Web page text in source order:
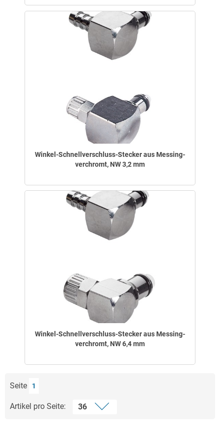
Winkel-Schnellverschluss-Stecker aus Messing-
verchromt, NW 3,2 mm
Winkel-Schnellverschluss-Stecker aus Messing-
verchromt, NW 6,4 mm
Seite 1
Artikel pro Seite: